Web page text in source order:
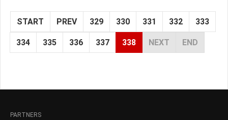
START PREV 329 330 331 332 333
334 335 336 337 338 NEXT END
PARTNERS